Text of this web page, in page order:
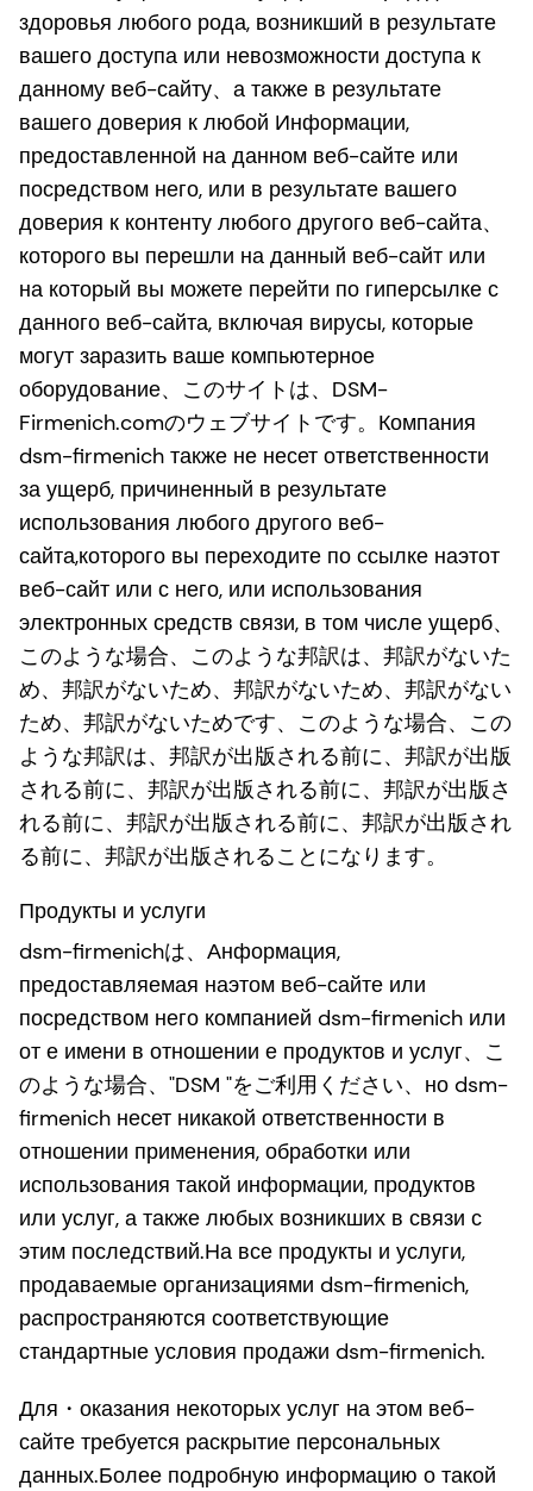
здоровья любого рода, возникший в результате
вашего доступа или невозможности доступа к
данному веб-сайту、а также в результате
вашего доверия к любой Информации,
предоставленной на данном веб-сайте или
посредством него, или в результате вашего
доверия к контенту любого другого веб-сайта、
которого вы перешли на данный веб-сайт или
на который вы можете перейти по гиперсылке с
данного веб-сайта, включая вирусы, которые
могут заразить ваше компьютерное
оборудование、このサイトは、DSM-
Firmenich.comのウェブサイトです。Компания
dsm-firmenich также не несет ответственности
за ущерб, причиненный в результате
использования любого другого веб-
сайта,которого вы переходите по ссылке наэтот
веб-сайт или с него, или использования
электронных средств связи, в том числе ущерб、
このような場合、このような邦訳は、邦訳がないた
め、邦訳がないため、邦訳がないため、邦訳がない
ため、邦訳がないためです、このような場合、この
ような邦訳は、邦訳が出版される前に、邦訳が出版
される前に、邦訳が出版される前に、邦訳が出版さ
れる前に、邦訳が出版される前に、邦訳が出版され
る前に、邦訳が出版されることになります。
Продукты и услуги
dsm-firmenichは、Анформация,
предоставляемая наэтом веб-сайте или
посредством него компанией dsm-firmenich или
от е имени в отношении е продуктов и услуг、こ
のような場合、"DSM "をご利用ください、но dsm-
firmenich несет никакой ответственности в
отношении применения, обработки или
использования такой информации, продуктов
или услуг, а также любых возникших в связи с
этим последствий.На все продукты и услуги,
продаваемые организациями dsm-firmenich,
распространяются соответствующие
стандартные условия продажи dsm-firmenich.
Для・оказания некоторых услуг на этом веб-
сайте требуется раскрытие персональных
данных.Более подробную информацию о такой